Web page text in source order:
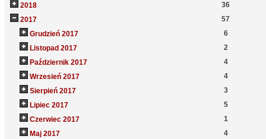
2018
36
2017
57
Grudzień 2017
6
Listopad 2017
2
Październik 2017
4
Wrzesień 2017
4
Sierpień 2017
3
Lipiec 2017
5
Czerwiec 2017
1
Maj 2017
4